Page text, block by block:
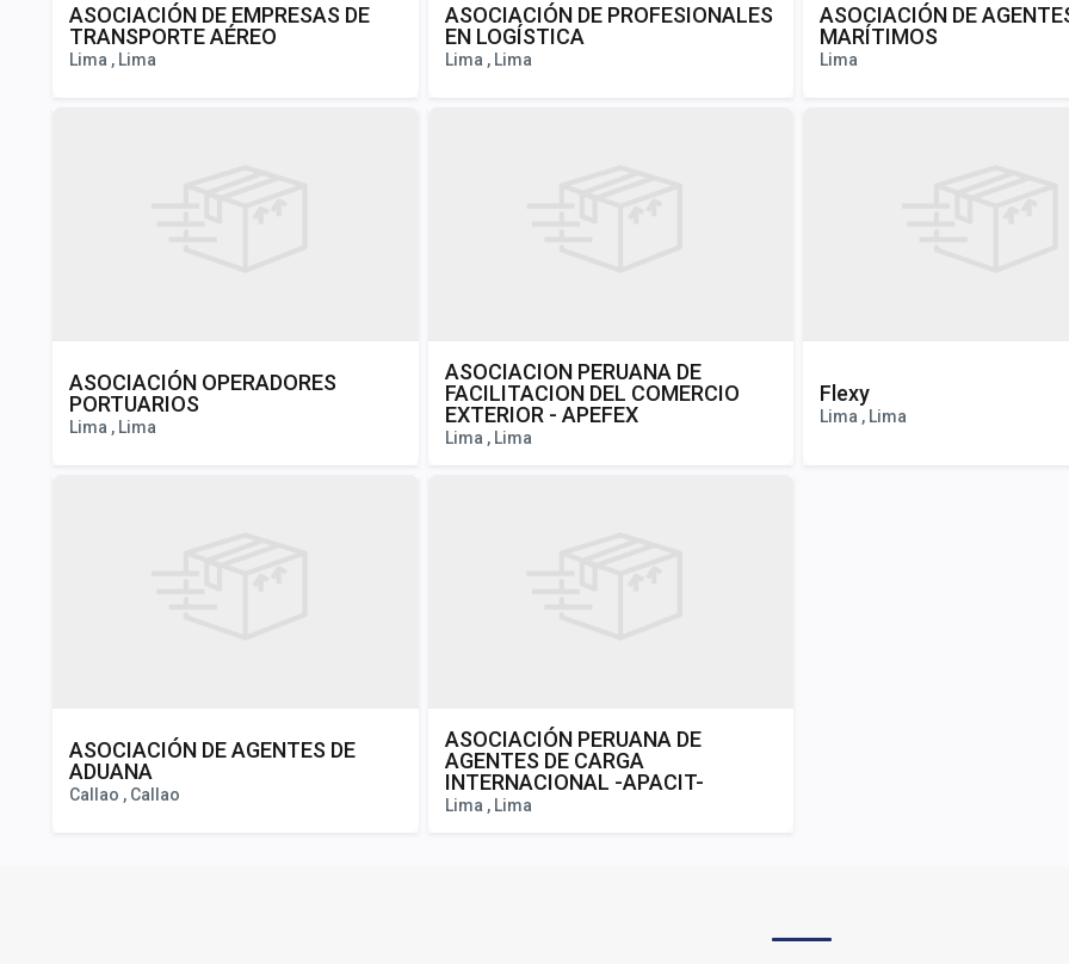
ASOCIACIÓN DE EMPRESAS DE
TRANSPORTE AÉREO
Lima , Lima
ASOCIACIÓN DE PROFESIONALES
EN LOGÍSTICA
Lima , Lima
ASOCIACIÓN DE
MARÍTIMOS
Lima
ASOCIACIÓN OPERADORES
PORTUARIOS
Lima , Lima
ASOCIACION PERUANA DE
FACILITACION DEL COMERCIO
EXTERIOR - APEFEX
Lima , Lima
Flexy
Lima , Lima
ASOCIACIÓN DE AGENTES DE
ADUANA
Callao , Callao
ASOCIACIÓN PERUANA DE
AGENTES DE CARGA
INTERNACIONAL -APACIT-
Lima , Lima